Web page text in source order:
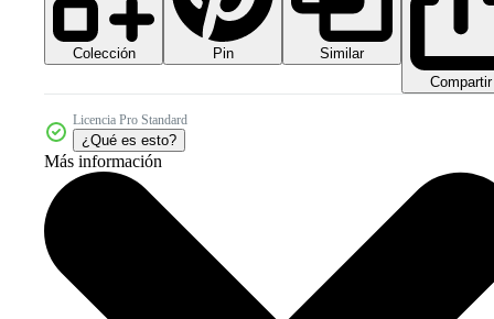
Colección Pin
Similar
Compartir
Licencia Pro Standard
¿Qué es esto?
Más información